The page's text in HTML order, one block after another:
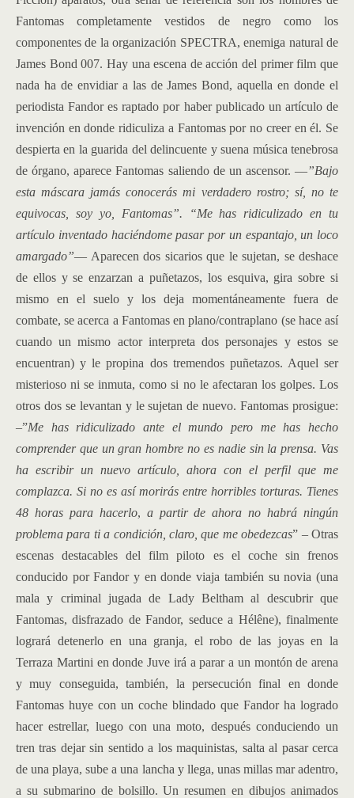
Fantomas completamente vestidos de negro como los
componentes de la organización SPECTRA, enemiga natural de
James Bond 007. Hay una escena de acción del primer film que
nada ha de envidiar a las de James Bond, aquella en donde el
periodista Fandor es raptado por haber publicado un artículo de
invención en donde ridiculiza a Fantomas por no creer en él. Se
despierta en la guarida del delincuente y suena música tenebrosa
de órgano, aparece Fantomas saliendo de un ascensor. —”Bajo
esta máscara jamás conocerás mi verdadero rostro; sí, no te
equivocas, soy yo, Fantomas”. “Me has ridiculizado en tu
artículo inventado haciéndome pasar por un espantajo, un loco
amargado”— Aparecen dos sicarios que le sujetan, se deshace
de ellos y se enzarzan a puñetazos, los esquiva, gira sobre si
mismo en el suelo y los deja momentáneamente fuera de
combate, se acerca a Fantomas en plano/contraplano (se hace así
cuando un mismo actor interpreta dos personajes y estos se
encuentran) y le propina dos tremendos puñetazos. Aquel ser
misterioso ni se inmuta, como si no le afectaran los golpes. Los
otros dos se levantan y le sujetan de nuevo. Fantomas prosigue:
–”Me has ridiculizado ante el mundo pero me has hecho
comprender que un gran hombre no es nadie sin la prensa. Vas
ha escribir un nuevo artículo, ahora con el perfil que me
complazca. Si no es así morirás entre horribles torturas. Tienes
48 horas para hacerlo, a partir de ahora no habrá ningún
problema para ti a condición, claro, que me obedezcas” – Otras
escenas destacables del film piloto es el coche sin frenos
conducido por Fandor y en donde viaja también su novia (una
mala y criminal jugada de Lady Beltham al descubrir que
Fantomas, disfrazado de Fandor, seduce a Hélêne), finalmente
logrará detenerlo en una granja, el robo de las joyas en la
Terraza Martini en donde Juve irá a parar a un montón de arena
y muy conseguida, también, la persecución final en donde
Fantomas huye con un coche blindado que Fandor ha logrado
hacer estrellar, luego con una moto, después conduciendo un
tren tras dejar sin sentido a los maquinistas, salta al pasar cerca
de una playa, sube a una lancha y llega, unas millas mar adentro,
a su submarino de bolsillo. Un resumen en dibujos animados